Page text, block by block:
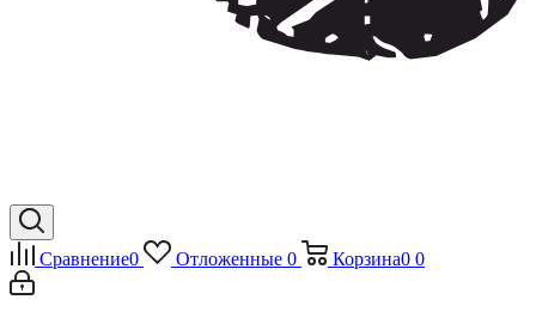
Сравнение0 Отложенные 0 Корзина0 0